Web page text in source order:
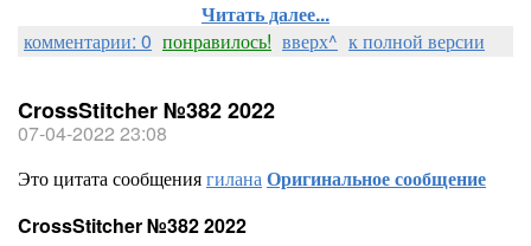
Читать далее...
комментарии: 0 понравилось! вверх^ к полной версии
CrossStitcher №382 2022
07-04-2022 23:08
Это цитата сообщениягиланаОригинальное сообщение
CrossStitcher №382 2022